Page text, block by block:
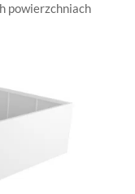
powierzchniach